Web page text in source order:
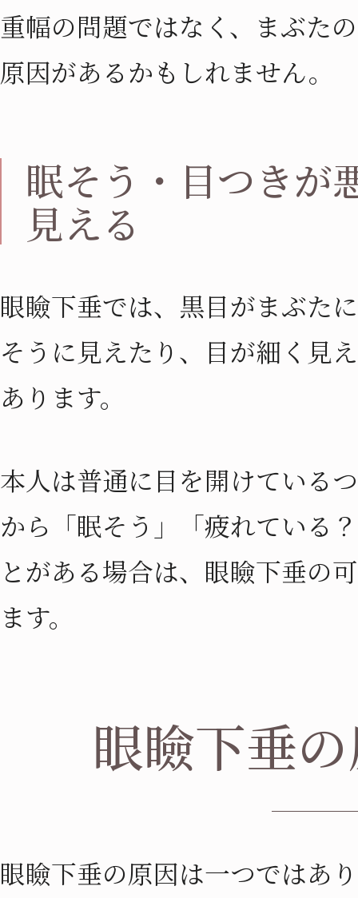
重幅の問題ではなく、まぶた
原因があるかもしれません。
眠そう・目つきが
見える
眼瞼下垂では、黒目がまぶた
そうに見えたり、目が細く見
あります。
本人は普通に目を開けている
から「眠そう」「疲れている
とがある場合は、眼瞼下垂の
ます。
眼瞼下垂
眼瞼下垂の原因は一つではあ